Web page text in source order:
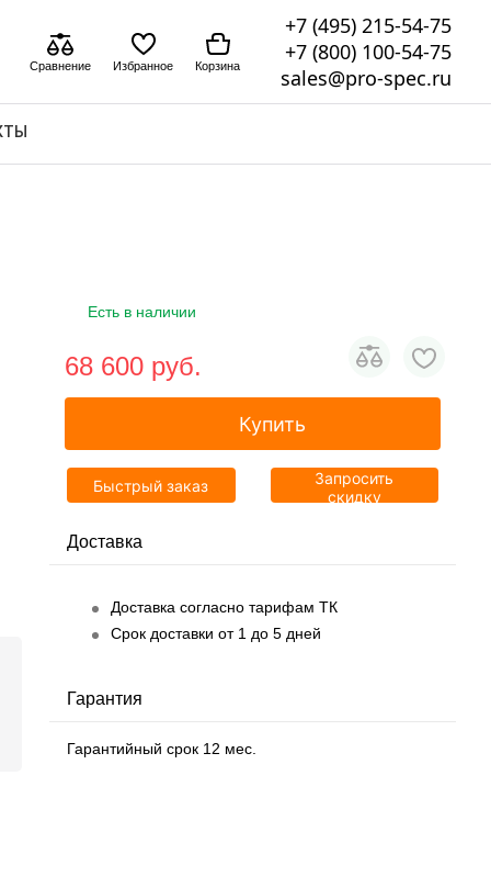
Сравнение Избранное Корзина
+7 (495) 215-54-75
+7 (800) 100-54-75
sales@pro-spec.ru
Есть в наличии
68 600 pуб.
Купить
Быстрый заказ
Запросить
скидку
Доставка
Доставка согласно тарифам ТК
Срок доставки от 1 до 5 дней
Гарантия
Гарантийный срок 12 мес.